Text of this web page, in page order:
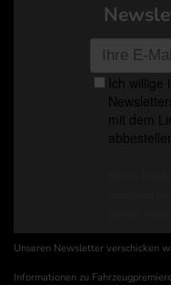
Unseren Newsletter verschicken
Informationen zu